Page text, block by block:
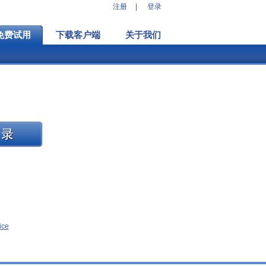
注册 登录
费试用 下载客户端 关于我们